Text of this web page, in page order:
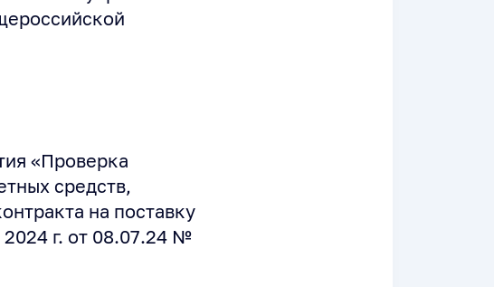
«Проверка
средств,
на поставку
г. от 08.07.24 №